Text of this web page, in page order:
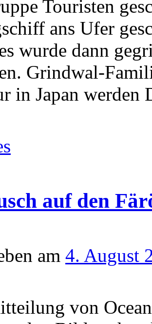
Touristen
ans Ufer
wurde dann
Grindwal-
in Japan werden
auf den
am 4. August
von